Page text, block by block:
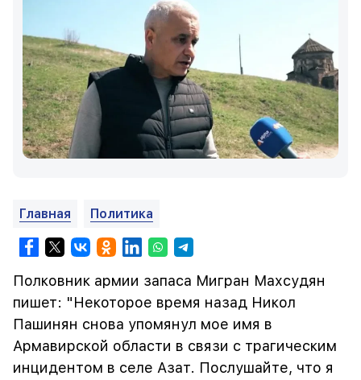
Главная Политика
Полковник армии запаса Мигран Махсудян
пишет: "Некоторое время назад Никол
Пашинян снова упомянул мое имя в
Армавирской области в связи с трагическим
инцидентом в селе Азат. Послушайте, что я